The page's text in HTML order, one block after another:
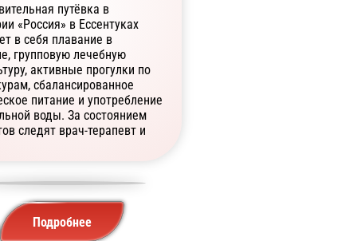
путёвка в
«Россия» в Ессентуках
в себя плавание в
групповую лечебную
активные прогулки по
сбалансированное
питание и употребление
воды. За состоянием
следят врач-терапевт и
Подробнее